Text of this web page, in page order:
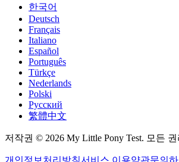
한국어
Deutsch
Français
Italiano
Español
Português
Türkçe
Nederlands
Polski
Русский
繁體中文
저작권 © 2026 My Little Pony Test. 모든
개인정보처리방침서비스 이용약관문의하